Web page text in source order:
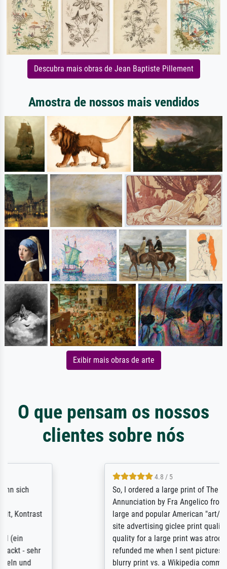
Descubra mais obras de Jean Baptiste Pillement
Amostra de nossos mais vendidos
Exibir mais obras de arte
O que pensam os nossos
clientes sobre nós
So, I ordered a large print of The
Annunciation by Fra Angelico from a very
large and popular American "art/poster"
site advertising giclee print quality. The
quality for a large print was atrocious. They
refunded me when I sent pictures of the
blurry print vs. a Wikipedia commons